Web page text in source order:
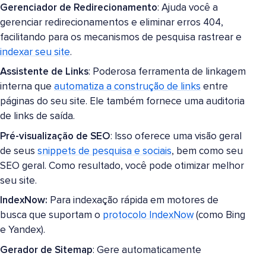
Gerenciador de Redirecionamento: Ajuda você a
gerenciar redirecionamentos e eliminar erros 404,
facilitando para os mecanismos de pesquisa rastrear e
indexar seu site.
Assistente de Links: Poderosa ferramenta de linkagem
interna que automatiza a construção de links entre
páginas do seu site. Ele também fornece uma auditoria
de links de saída.
Pré-visualização de SEO: Isso oferece uma visão geral
de seus snippets de pesquisa e sociais, bem como seu
SEO geral. Como resultado, você pode otimizar melhor
seu site.
IndexNow: Para indexação rápida em motores de
busca que suportam o protocolo IndexNow(como Bing
e Yandex).
Gerador de Sitemap: Gere automaticamente